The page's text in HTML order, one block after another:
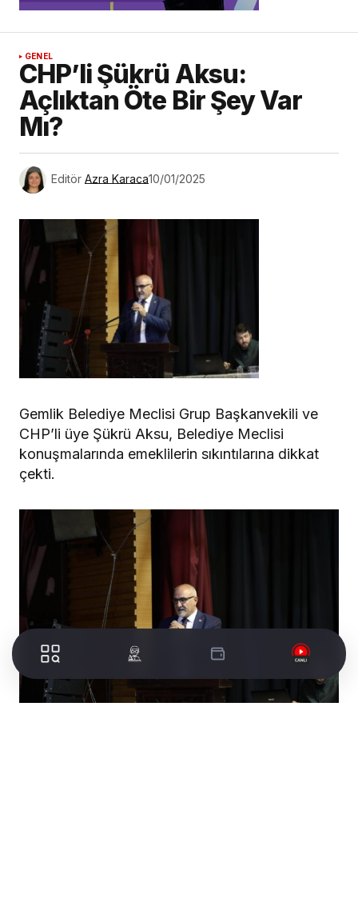
GENEL
CHP’li Şükrü Aksu:
Açlıktan Öte Bir Şey Var
Mı?
Editör Azra Karaca10/01/2025
Gemlik Belediye Meclisi Grup Başkanvekili ve
CHP’li üye Şükrü Aksu, Belediye Meclisi
konuşmalarında emeklilerin sıkıntılarına dikkat
çekti.